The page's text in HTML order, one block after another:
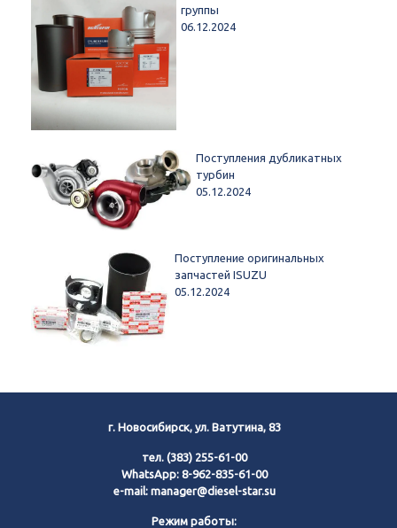
группы
06.12.2024
Поступления дубликатных
турбин
05.12.2024
Поступление оригинальных
запчастей ISUZU
05.12.2024
г. Новосибирск, ул. Ватутина, 83
тел. (383) 255-61-00
WhatsApp: 8-962-835-61-00
e-mail: manager@diesel-star.su
Режим работы: